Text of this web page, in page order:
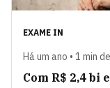
EXAME IN
Há um ano • 1 min
Com R$ 2,4